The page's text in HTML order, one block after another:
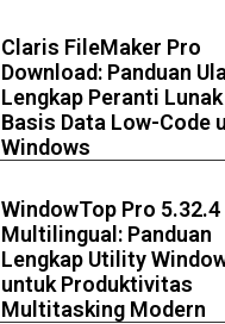
Claris FileMaker Pro
Download: Panduan
Lengkap Peranti Lunak
Basis Data Low-Code
Windows
WindowTop Pro 5.32.4
Multilingual: Panduan
Lengkap Utility
untuk Produktivitas
Multitasking Modern